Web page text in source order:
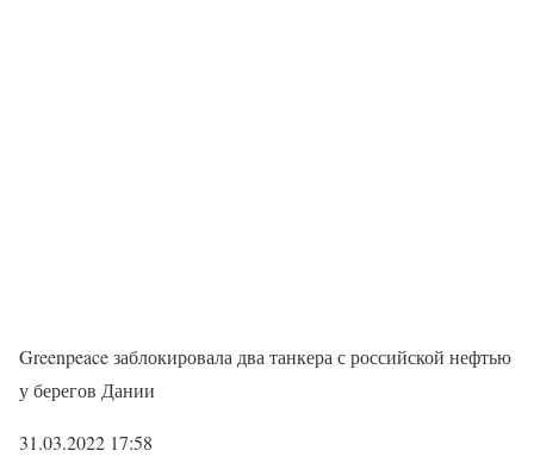
Greenpeace заблокировала два танкера с российской нефтью
у берегов Дании
31.03.2022 17:58